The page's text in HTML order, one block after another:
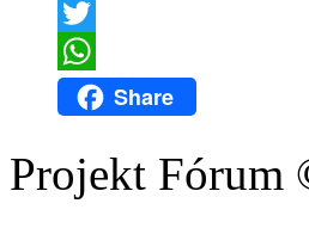
Email
Twitter
WhatsAppShare
Projekt Fórum